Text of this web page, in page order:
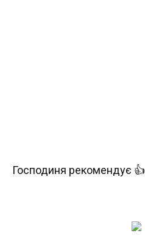
Господиня рекомендує 👍